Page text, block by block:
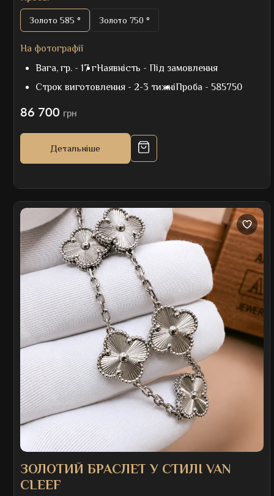
Золото 585 ° Золото 750 °
На фотографії
Вага, гр. - 17 гНаявність - Під замовлення
Строк виготовлення - 2-3 тижніПроба - 585750
86 700 грн
Детальніше
ЗОЛОТИЙ БРАСЛЕТ У СТИЛІ VAN
CLEEF